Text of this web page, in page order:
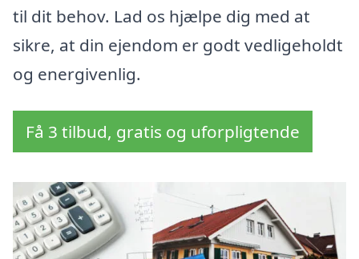
til dit behov. Lad os hjælpe dig med at
sikre, at din ejendom er godt vedligeholdt
og energivenlig.
Få 3 tilbud, gratis og uforpligtende